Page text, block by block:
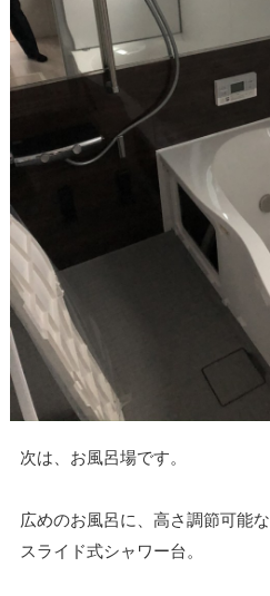
次は、お風呂場です。
広めのお風呂に、高さ調節可能な
スライド式シャワー台。